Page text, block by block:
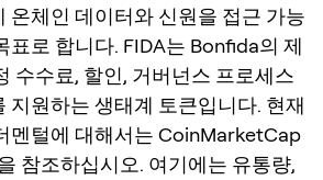
온체인 데이터와 신원을 접근 가능
표로 합니다. FIDA는 Bonfida의 제
수수료, 할인, 거버넌스 프로세스
지원하는 생태계 토큰입니다. 현재
멘털에 대해서는 CoinMarketCap
참조하십시오. 여기에는 유통량,